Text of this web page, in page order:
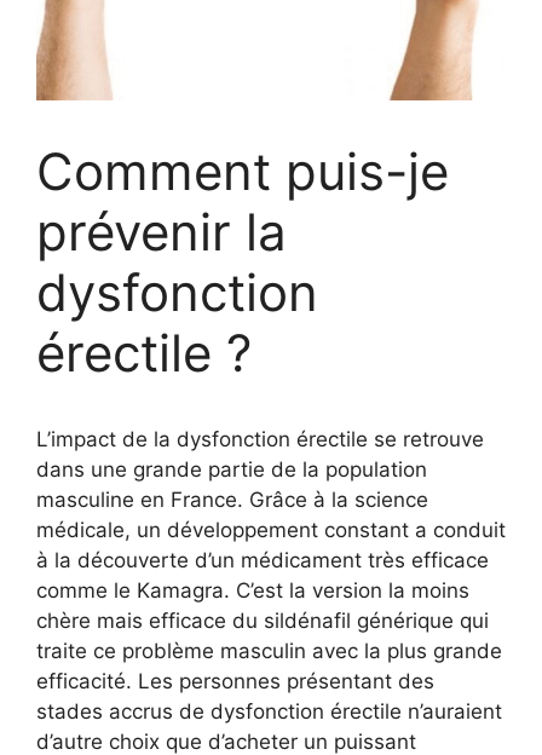
Comment puis-je
prévenir la
dysfonction
érectile ?
L’impact de la dysfonction érectile se retrouve
dans une grande partie de la population
masculine en France. Grâce à la science
médicale, un développement constant a conduit
à la découverte d’un médicament très efficace
comme le Kamagra. C’est la version la moins
chère mais efficace du sildénafil générique qui
traite ce problème masculin avec la plus grande
efficacité. Les personnes présentant des
stades accrus de dysfonction érectile n’auraient
d’autre choix que d’acheter un puissant